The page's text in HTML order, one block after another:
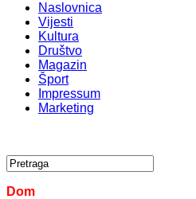
Naslovnica
Vijesti
Kultura
Društvo
Magazin
Šport
Impressum
Marketing
Dom